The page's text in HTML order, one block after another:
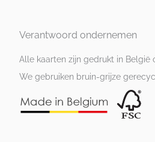
Verantwoord ondernemen
Alle kaarten zijn gedrukt in België
We gebruiken bruin-grijze